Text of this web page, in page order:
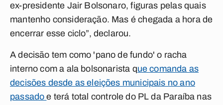
ex-presidente Jair Bolsonaro, figuras pelas quais
mantenho consideração. Mas é chegada a hora de
encerrar esse ciclo”, declarou.
A decisão tem como 'pano de fundo' o racha
interno com a ala bolsonarista que comanda as
decisões desde as eleições municipais no ano
passadoe terá total controle do PL da Paraíba nas